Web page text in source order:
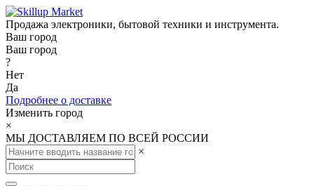
Продажа электроники, бытовой техники и инструмента.
Ваш город
Ваш город
?
Нет
Да
Подробнее о доставке
Изменить город
×
МЫ ДОСТАВЛЯЕМ ПО ВСЕЙ РОССИИ
×